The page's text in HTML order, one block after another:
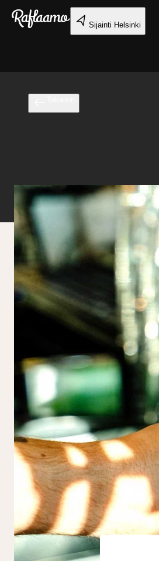
Siirry pääsisältöön
Sijainti Helsinki